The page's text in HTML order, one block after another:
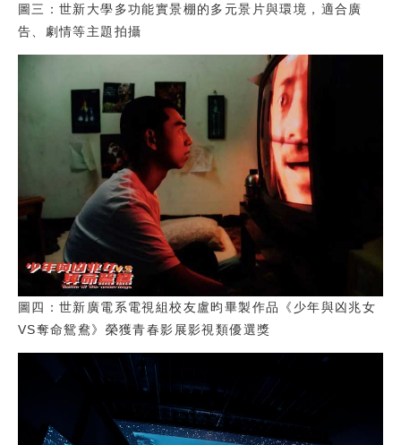
圖三：世新大學多功能實景棚的多元景片與環境，適合廣
告、劇情等主題拍攝
圖四：世新廣電系電視組校友盧昀畢製作品《少年與凶兆女
VS奪命鴛鴦》榮獲青春影展影視類優選獎